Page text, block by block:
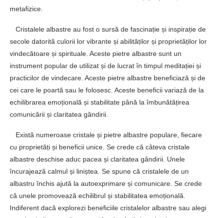
metafizice.
Cristalele albastre au fost o sursă de fascinație și inspirație de
secole datorită culorii lor vibrante și abilităților și proprietăților lor
vindecătoare și spirituale. Aceste pietre albastre sunt un
instrument popular de utilizat și de lucrat în timpul meditației și
practicilor de vindecare. Aceste pietre albastre beneficiază și de
cei care le poartă sau le folosesc. Aceste beneficii variază de la
echilibrarea emoțională și stabilitate până la îmbunătățirea
comunicării și claritatea gândirii.
Există numeroase cristale și pietre albastre populare, fiecare
cu proprietăți și beneficii unice. Se crede că câteva cristale
albastre deschise aduc pacea și claritatea gândirii. Unele
încurajează calmul și liniștea. Se spune că cristalele de un
albastru închis ajută la autoexprimare și comunicare. Se crede
că unele promovează echilibrul și stabilitatea emoțională.
Indiferent dacă explorezi beneficiile cristalelor albastre sau alegi